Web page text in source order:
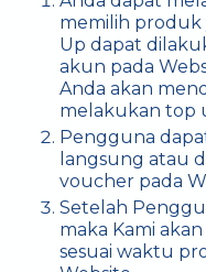
memilih produk
Up dapat
akun pada
Anda akan
melakukan top
Pengguna
langsung atau
voucher pada
Setelah
maka Kami
sesuai waktu